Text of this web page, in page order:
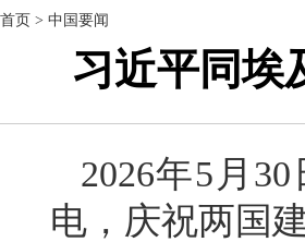
首页 > 中国要闻
习近平同埃
2026年5月
电，庆祝两国